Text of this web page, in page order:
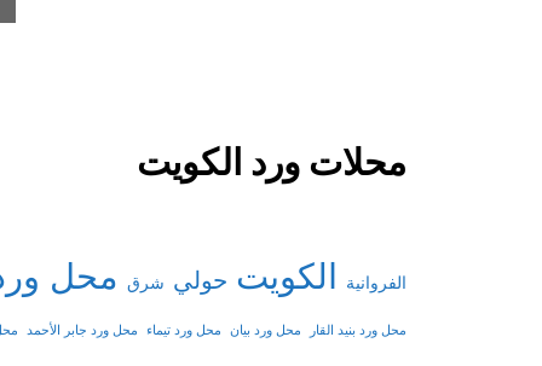
محلات ورد الكويت
الفروانية الكويت حولي شرق محل
محل ورد بنيد القار محل ورد بيان محل ورد تيماء محل ورد جابر الأحمد